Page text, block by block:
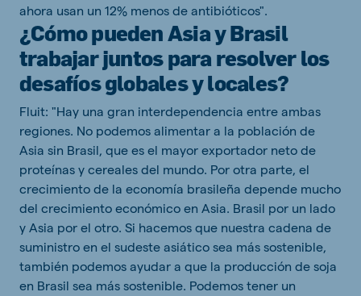
ahora usan un 12% menos de antibióticos".
¿Cómo pueden Asia y Brasil
trabajar juntos para resolver los
desafíos globales y locales?
Fluit: "Hay una gran interdependencia entre ambas
regiones. No podemos alimentar a la población de
Asia sin Brasil, que es el mayor exportador neto de
proteínas y cereales del mundo. Por otra parte, el
crecimiento de la economía brasileña depende mucho
del crecimiento económico en Asia. Brasil por un lado
y Asia por el otro. Si hacemos que nuestra cadena de
suministro en el sudeste asiático sea más sostenible,
también podemos ayudar a que la producción de soja
en Brasil sea más sostenible. Podemos tener un